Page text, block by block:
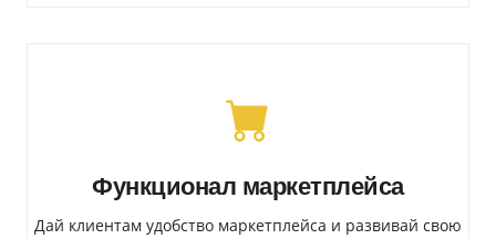
Функционал маркетплейса
Дай клиентам удобство маркетплейса и развивай свою